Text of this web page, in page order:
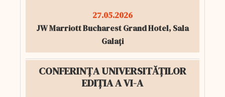
27.05.2026
JW Marriott Bucharest Grand Hotel, Sala
Galați
CONFERINȚA UNIVERSITĂȚILOR
EDIȚIA A VI-A